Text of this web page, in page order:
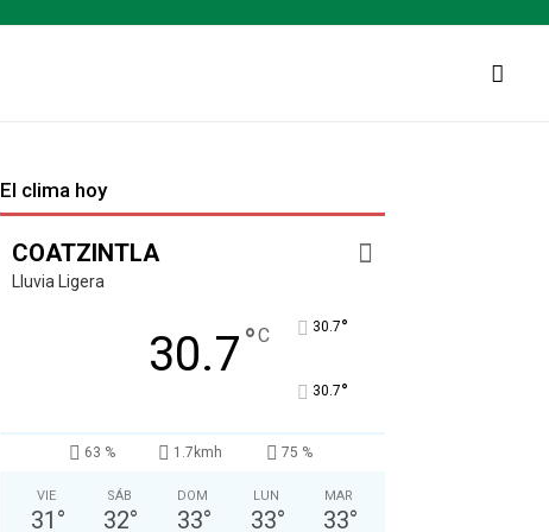
El clima hoy
COATZINTLA
Lluvia Ligera
30.7°C 30.7°
30.7°
63 % 1.7kmh 75 %
VIE
31 °
SÁB
32°
DOM
33°
LUN
33°
MAR
33°